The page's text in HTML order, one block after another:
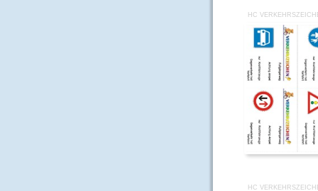
HC
HC